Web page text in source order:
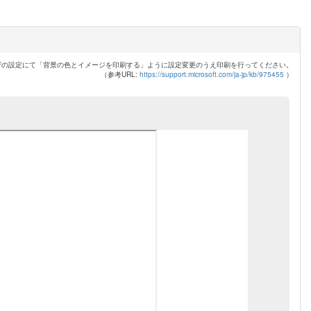
設定にて「背景の色とイメージを印刷する」ように設定変更のうえ印刷を行ってください。
（参考URL: https://support.microsoft.com/ja-jp/kb/975455 ）